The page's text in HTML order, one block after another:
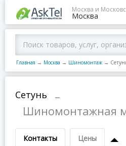
Москва и
Москва
Главная → Москва → Шиномонтаж →
Сетунь
–
Шиномонтажная
Контакты Цены